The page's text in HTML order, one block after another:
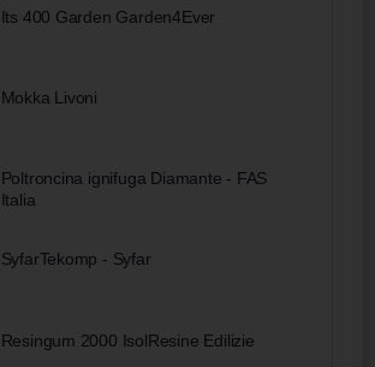
Its 400 Garden Garden4Ever
Mokka Livoni
Poltroncina ignifuga Diamante - FAS
Italia
SyfarTekomp - Syfar
Resingum 2000 IsolResine Edilizie